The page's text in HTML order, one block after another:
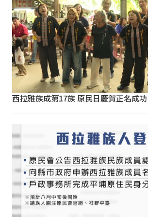
西拉雅族成第17族 原民日慶賀正名成功